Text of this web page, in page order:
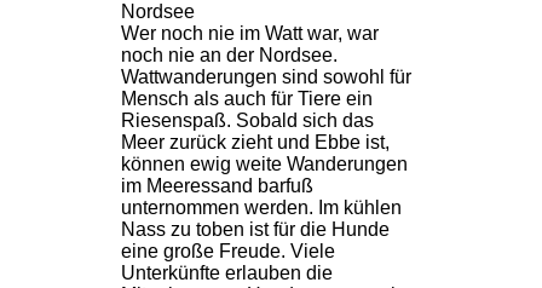
Nordsee
Wer noch nie im Watt war, war
noch nie an der Nordsee.
Wattwanderungen sind sowohl für
Mensch als auch für Tiere ein
Riesenspaß. Sobald sich das
Meer zurück zieht und Ebbe ist,
können ewig weite Wanderungen
im Meeressand barfuß
unternommen werden. Im kühlen
Nass zu toben ist für die Hunde
eine große Freude. Viele
Unterkünfte erlauben die